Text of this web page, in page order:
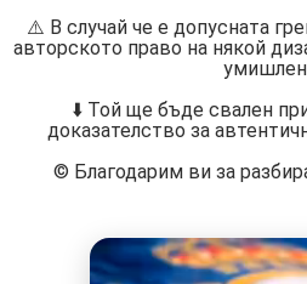
⚠️ В случай че е допусната
авторското право на някой
⬇️ Той ще бъде свален
доказателство за
©️ Благодарим ви за